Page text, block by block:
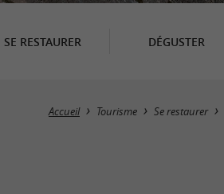
SE RESTAURER DÉGUSTER
Accueil Tourisme Se restaurer